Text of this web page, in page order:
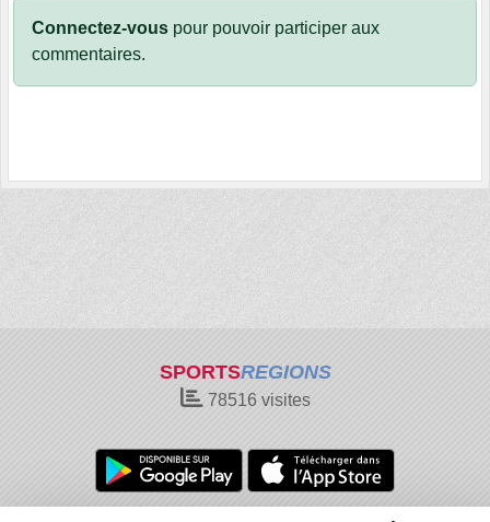
Connectez-vous pour pouvoir participer aux
commentaires.
SPORTSREGIONS
78516visites